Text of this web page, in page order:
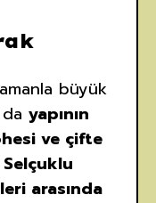
büyük
yapının
ve çifte
arasında